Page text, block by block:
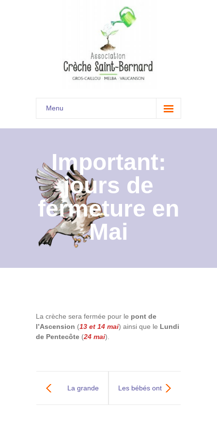
Menu
Accueil
Présentation
Documents
Les menus à venir
Contact
Archives du blog
Important:
jours de
fermeture en
Mai
La crèche sera fermée pour le pont de
l’Ascension (13 et 14 mai) ainsi que le Lundi
de Pentecôte (24 mai).
La grande Les bébés ont